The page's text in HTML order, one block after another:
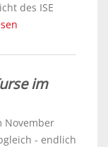
des ISE
im
November
- endlich